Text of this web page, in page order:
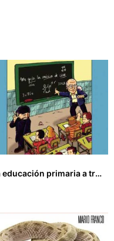
La educación primaria a través de la música de cine